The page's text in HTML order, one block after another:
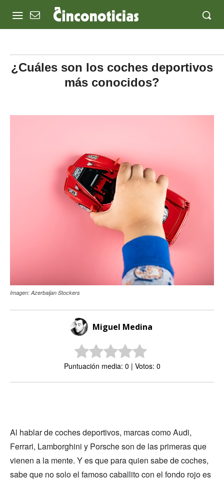
¿Cuáles son los coches deportivos
más conocidos?
Imagen: Azerbaijan Stockers
Miguel Medina
Puntuación media: 0 | Votos: 0
Al hablar de coches deportivos, marcas como Audi,
Ferrari, Lamborghini y Porsche son de las primeras que
vienen a la mente. Y es que para quien sabe de coches,
sabe que no solo el famoso caballito con el fondo rojo es